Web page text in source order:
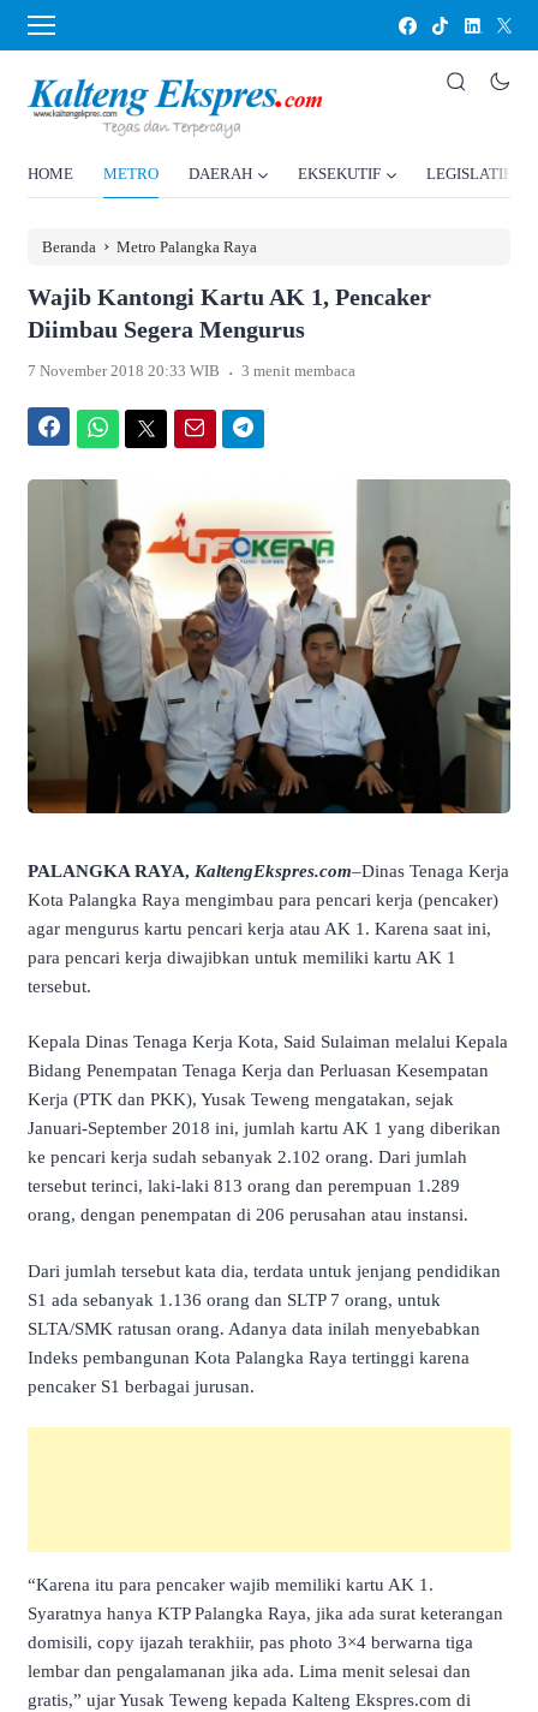
HOME METRO DAERAH EKSEKUTIF LEGISLATIF
Beranda › Metro Palangka Raya
Wajib Kantongi Kartu AK 1, Pencaker
Diimbau Segera Mengurus
7 November 2018 20:33 WIB . 3 menit membaca
PALANGKA RAYA, KaltengEkspres.com–Dinas Tenaga Kerja
Kota Palangka Raya mengimbau para pencari kerja (pencaker)
agar mengurus kartu pencari kerja atau AK 1. Karena saat ini,
para pencari kerja diwajibkan untuk memiliki kartu AK 1
tersebut.
Kepala Dinas Tenaga Kerja Kota, Said Sulaiman melalui Kepala
Bidang Penempatan Tenaga Kerja dan Perluasan Kesempatan
Kerja (PTK dan PKK), Yusak Teweng mengatakan, sejak
Januari-September 2018 ini, jumlah kartu AK 1 yang diberikan
ke pencari kerja sudah sebanyak 2.102 orang. Dari jumlah
tersebut terinci, laki-laki 813 orang dan perempuan 1.289
orang, dengan penempatan di 206 perusahan atau instansi.
Dari jumlah tersebut kata dia, terdata untuk jenjang pendidikan
S1 ada sebanyak 1.136 orang dan SLTP 7 orang, untuk
SLTA/SMK ratusan orang. Adanya data inilah menyebabkan
Indeks pembangunan Kota Palangka Raya tertinggi karena
pencaker S1 berbagai jurusan.
“Karena itu para pencaker wajib memiliki kartu AK 1.
Syaratnya hanya KTP Palangka Raya, jika ada surat keterangan
domisili, copy ijazah terakhiir, pas photo 3×4 berwarna tiga
lembar dan pengalamanan jika ada. Lima menit selesai dan
gratis,” ujar Yusak Teweng kepada Kalteng Ekspres.com di